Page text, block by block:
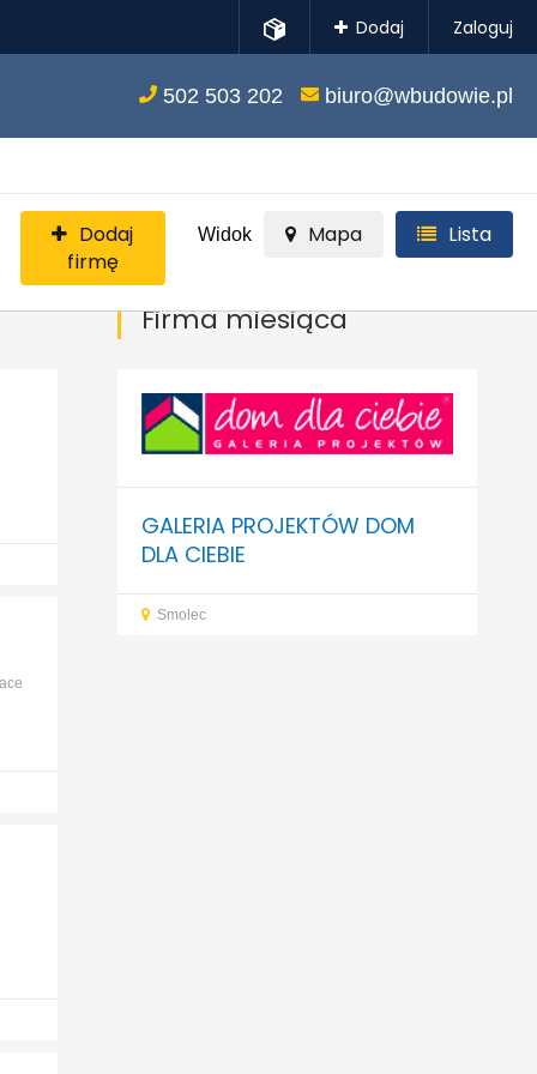
Dodaj Zaloguj
502 503 202 biuro@wbudowie.pl
Dodaj
firmę
Widok Mapa Lista
Firma miesiąca
GALERIA PROJEKTÓW DOM
DLA CIEBIE
Smolec